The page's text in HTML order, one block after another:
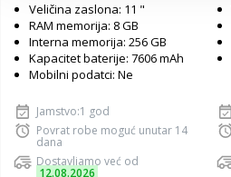
Veličina zaslona: 11 "
RAM memorija: 8 GB
Interna memorija: 256 GB
Kapacitet baterije: 7606 mAh
Mobilni podatci: Ne
Jamstvo:1 god
Povrat robe moguć unutar 14
dana
Dostavljamo već od
12.08.2026